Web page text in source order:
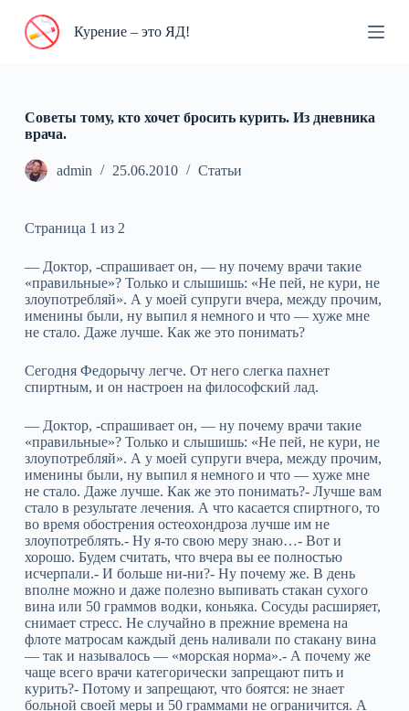
П
и
к
у
Курение – это ЯД!
Советы тому, кто хочет бросить курить. Из дневника
врача.
admin 25.06.2010 Статьи
Страница 1 из 2
— Доктор, -спрашивает он, — ну почему врачи такие
«правильные»? Только и слышишь: «Не пей, не кури, не
злоупотребляй». А у моей супруги вчера, между прочим,
именины были, ну выпил я немного и что — хуже мне
не стало. Даже лучше. Как же это понимать?
Сегодня Федорычу легче. От него слегка пахнет
спиртным, и он настроен на философский лад.
— Доктор, -спрашивает он, — ну почему врачи такие
«правильные»? Только и слышишь: «Не пей, не кури, не
злоупотребляй». А у моей супруги вчера, между прочим,
именины были, ну выпил я немного и что — хуже мне
не стало. Даже лучше. Как же это понимать?- Лучше вам
стало в результате лечения. А что касается спиртного, то
во время обострения остеохондроза лучше им не
злоупотреблять.- Ну я-то свою меру знаю…- Вот и
хорошо. Будем считать, что вчера вы ее полностью
исчерпали.- И больше ни-ни?- Ну почему же. В день
вполне можно и даже полезно выпивать стакан сухого
вина или 50 граммов водки, коньяка. Сосуды расширяет,
снимает стресс. Не случайно в прежние времена на
флоте матросам каждый день наливали по стакану вина
— так и называлось — «морская норма».- А почему же
чаще всего врачи категорически запрещают пить и
курить?- Потому и запрещают, что боятся: не знает
больной своей меры и 50 граммами не ограничится. А